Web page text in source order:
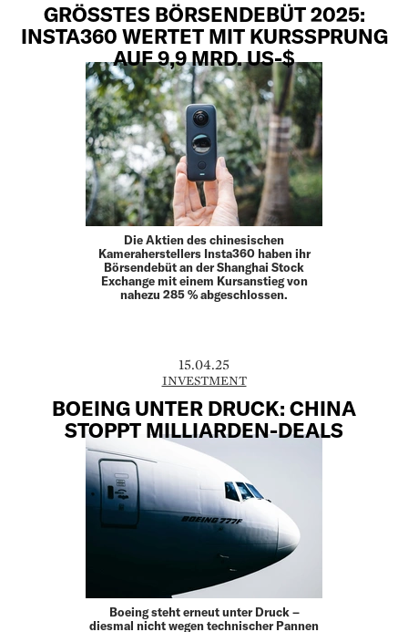
GRÖSSTES BÖRSENDEBÜT 2025:
INSTA360 WERTET MIT KURSSPRUNG
AUF 9,9 MRD. US-$
Die Aktien des chinesischen
Kameraherstellers Insta360 haben ihr
Börsendebüt an der Shanghai Stock
Exchange mit einem Kursanstieg von
nahezu 285 % abgeschlossen.
15.04.25
INVESTMENT
BOEING UNTER DRUCK: CHINA
STOPPT MILLIARDEN-DEALS
Boeing steht erneut unter Druck –
diesmal nicht wegen technischer Pannen